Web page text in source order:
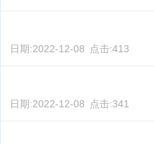
日期:2022-12-08 点击:413
日期:2022-12-08 点击:341